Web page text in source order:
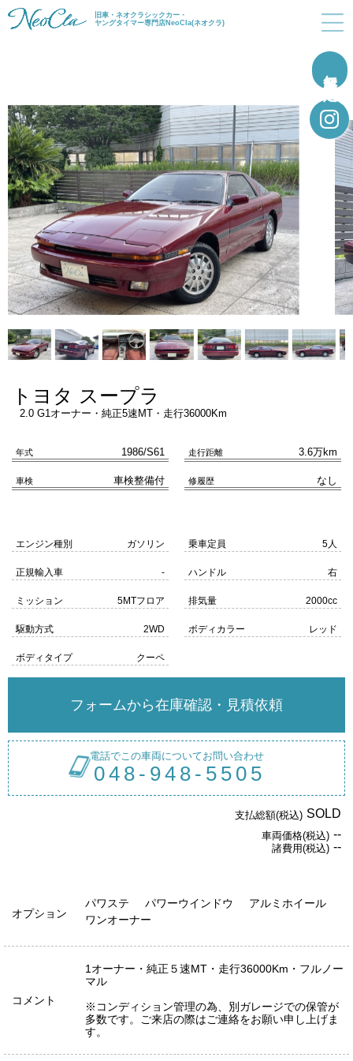
旧車・ネオクラシックカー・
ヤングタイマー専門店NeoCla(ネオクラ)
トヨタ スープラ
2.0 G1オーナー・純正5速MT・走行36000Km
年式 1986/S61 走行距離 3.6万km
車検 車検整備付 修履歴 なし
エンジン種別 ガソリン 乗車定員 5人
正規輸入車 - ハンドル 右
ミッション 5MTフロア 排気量 2000cc
駆動方式 2WD ボディカラー レッド
ボディタイプ クーペ
フォームから在庫確認・見積依頼
電話でこの車両についてお問い合わせ
048-948-5505
支払総額(税込) SOLD
車両価格(税込) --
諸費用(税込) --
オプション
パワステ パワーウインドウ
アルミホイール
ワンオーナー
コメント
1オーナー・純正５速MT・走行36000Km・フルノー
マル
※コンディション管理の為、別ガレージでの保管が
多数です。ご来店の際はご連絡をお願い申し上げま
す。